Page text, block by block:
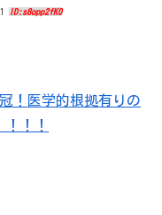
ID:s8opp2fK0
！医学的根拠有りの
！！